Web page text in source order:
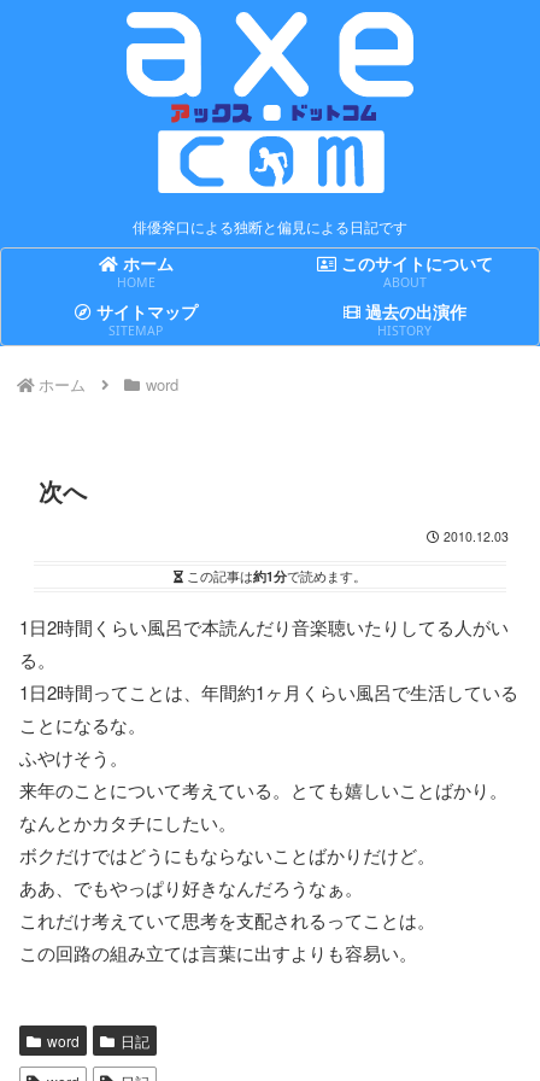
俳優斧口による独断と偏見による日記です
ホーム
HOME
このサイトについて
ABOUT
サイトマップ
SITEMAP
過去の出演作
HISTORY
ホーム word
次へ
2010.12.03
この記事は約1分で読めます。
1日2時間くらい風呂で本読んだり音楽聴いたりしてる人がい
る。
1日2時間ってことは、年間約1ヶ月くらい風呂で生活している
ことになるな。
ふやけそう。
来年のことについて考えている。とても嬉しいことばかり。
なんとかカタチにしたい。
ボクだけではどうにもならないことばかりだけど。
ああ、でもやっぱり好きなんだろうなぁ。
これだけ考えていて思考を支配されるってことは。
この回路の組み立ては言葉に出すよりも容易い。
word 日記